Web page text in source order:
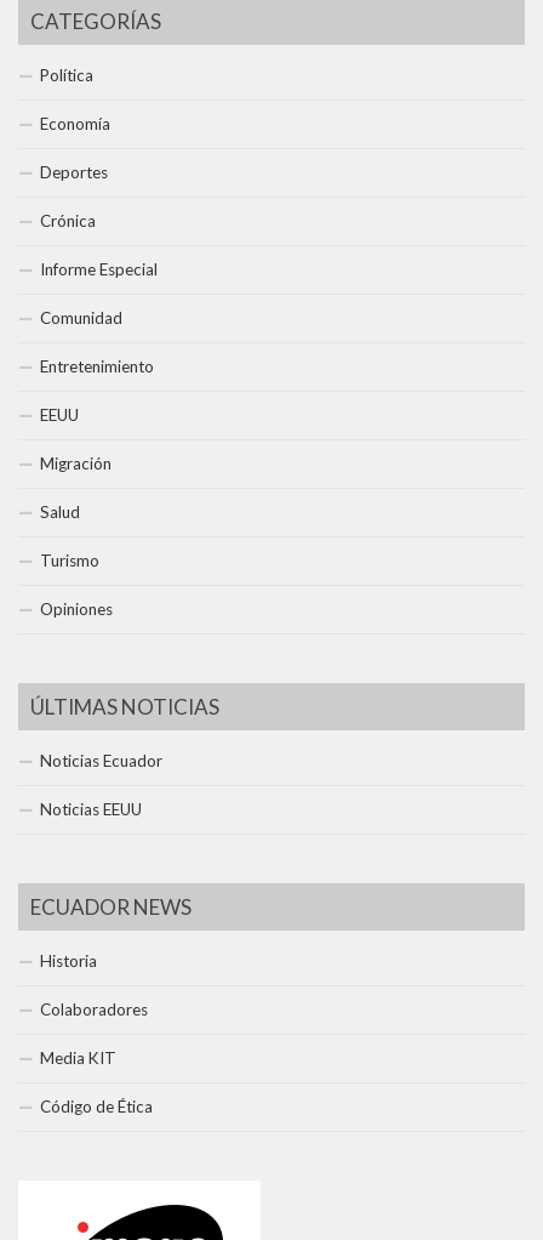
CATEGORÍAS
Política
Economía
Deportes
Crónica
Informe Especial
Comunidad
Entretenimiento
EEUU
Migración
Salud
Turismo
Opiniones
ÚLTIMAS NOTICIAS
Noticias Ecuador
Noticias EEUU
ECUADOR NEWS
Historia
Colaboradores
Media KIT
Código de Ética